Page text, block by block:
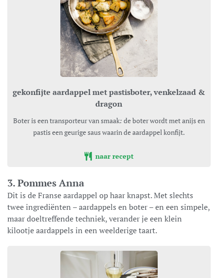
gekonfijte aardappel met pastisboter, venkelzaad &
dragon
Boter is een transporteur van smaak: de boter wordt met anijs en
pastis een geurige saus waarin de aardappel konfijt.
naar recept
3. Pommes Anna
Dit is de Franse aardappel op haar knapst. Met slechts
twee ingrediënten – aardappels en boter – en een simpele,
maar doeltreffende techniek, verander je een klein
kilootje aardappels in een weelderige taart.